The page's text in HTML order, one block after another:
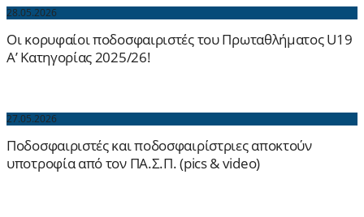
28.05.2026
Οι κορυφαίοι ποδοσφαιριστές του Πρωταθλήματος U19
Α’ Κατηγορίας 2025/26!
27.05.2026
Ποδοσφαιριστές και ποδοσφαιρίστριες αποκτούν
υποτροφία από τον ΠΑ.Σ.Π. (pics & video)